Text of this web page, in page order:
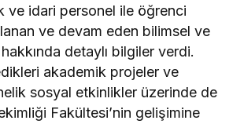
ve idari personel ile öğrenci
ve devam eden bilimsel ve
detaylı bilgiler verdi.
akademik projeler ve
sosyal etkinlikler üzerinde de
Fakültesi’nin gelişimine